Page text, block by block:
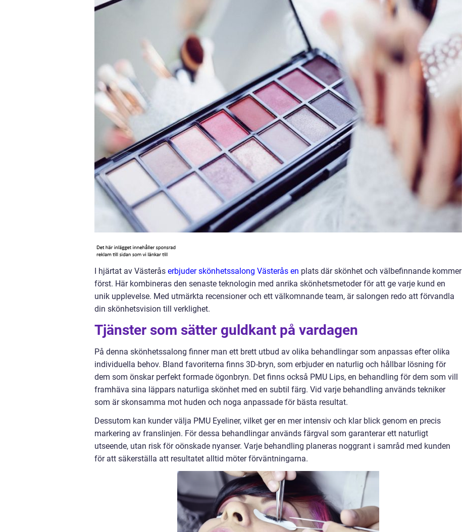
I hjärtat av Västerås erbjuder skönhetssalong Västerås en plats där skönhet och välbefinnande kommer
först. Här kombineras den senaste teknologin med anrika skönhetsmetoder för att ge varje kund en
unik upplevelse. Med utmärkta recensioner och ett välkomnande team, är salongen redo att förvandla
din skönhetsvision till verklighet.
Tjänster som sätter guldkant på vardagen
På denna skönhetssalong finner man ett brett utbud av olika behandlingar som anpassas efter olika
individuella behov. Bland favoriterna finns 3D-bryn, som erbjuder en naturlig och hållbar lösning för
dem som önskar perfekt formade ögonbryn. Det finns också PMU Lips, en behandling för dem som vill
framhäva sina läppars naturliga skönhet med en subtil färg. Vid varje behandling används tekniker
som är skonsamma mot huden och noga anpassade för bästa resultat.
Dessutom kan kunder välja PMU Eyeliner, vilket ger en mer intensiv och klar blick genom en precis
markering av franslinjen. För dessa behandlingar används färgval som garanterar ett naturligt
utseende, utan risk för oönskade nyanser. Varje behandling planeras noggrant i samråd med kunden
för att säkerställa att resultatet alltid möter förväntningarna.